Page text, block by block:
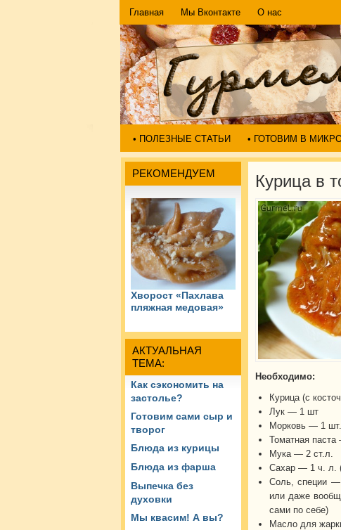
Главная Мы Вконтакте О нас
• ПОЛЕЗНЫЕ СТАТЬИ • ГОТОВИМ В
РЕКОМЕНДУЕМ
Хворост «Пахлава
пляжная медовая»
АКТУАЛЬНАЯ
ТЕМА:
Как сэкономить на
застолье?
Готовим сами сыр и
творог
Блюда из курицы
Блюда из фарша
Выпечка без
духовки
Мы квасим! А вы?
Курица в
Необходимо:
Курица (с
Лук — 1 шт
Морковь — 1 шт.
Томатная
Мука — 2 ст.л.
Сахар — 1 ч. л.
Соль, специи —
или даже
сами по себе)
Масло для